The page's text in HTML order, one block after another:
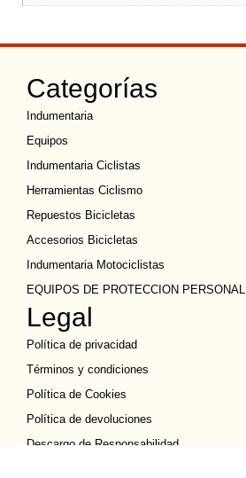
Categorías
Indumentaria
Equipos
Indumentaria Ciclistas
Herramientas Ciclismo
Repuestos Bicicletas
Accesorios Bicicletas
Indumentaria Motociclistas
EQUIPOS DE PROTECCION PERSONAL
Legal
Política de privacidad
Términos y condiciones
Política de Cookies
Política de devoluciones
Descargo de Responsabilidad